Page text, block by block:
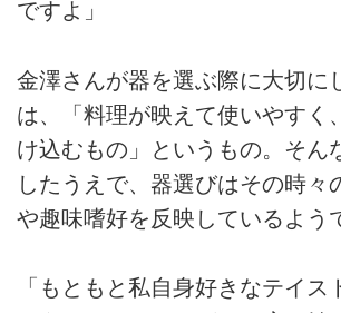
ですよ」
金澤さんが器を選ぶ際に大切に
は、「料理が映えて使いやすく
け込むもの」というもの。そん
したうえで、器選びはその時々
や趣味嗜好を反映しているよう
「もともと私自身好きなテイス